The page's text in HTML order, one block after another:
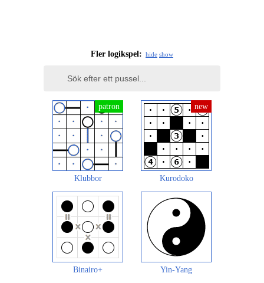
Fler logikspel: hide show
Klubbor Kurodoko
Binairo+ Yin-Yang